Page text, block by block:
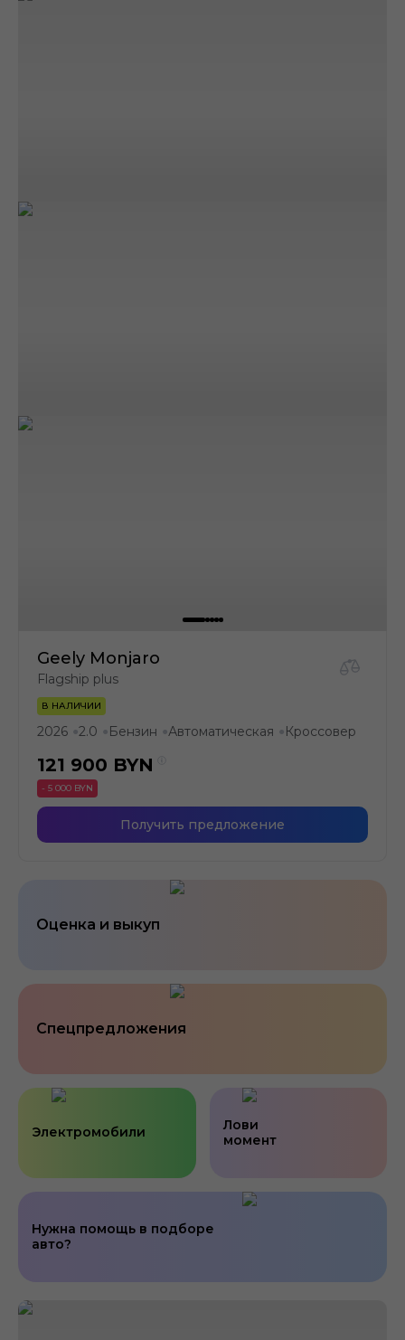
Geely Monjaro
Flagship plus
В НАЛИЧИИ
2026 ●2.0 ● Бензин ●Автоматическая ● Кроссовер
121 900 BYN
- 5 000 BYN
Получить предложение
Оценка и выкуп
Спецпредложения
Нужна помощь в подборе
авто?
Электромобили
Лови
момент